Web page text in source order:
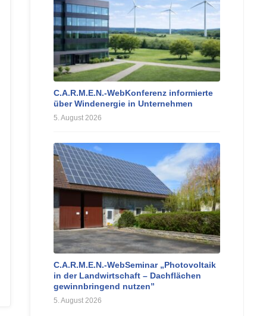
C.A.R.M.E.N.-WebKonferenz informierte
über Windenergie in Unternehmen
5. August 2026
C.A.R.M.E.N.-WebSeminar „Photovoltaik
in der Landwirtschaft – Dachflächen
gewinnbringend nutzen”
5. August 2026